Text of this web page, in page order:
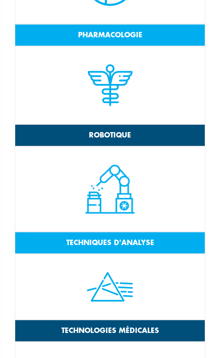
PHARMACOLOGIE
ROBOTIQUE
TECHNIQUES D'ANALYSE
TECHNOLOGIES MÉDICALES